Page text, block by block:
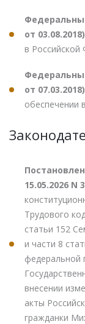
от 03.08.2018)
в Российской
от 07.03.2018)
обеспечении
15.05.2026 N
Трудового
статьи 152
и части 8
федеральной
внесении
акты
гражданки